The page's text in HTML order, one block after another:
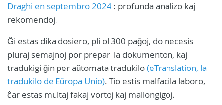
Draghi en septembro 2024 : profunda analizo kaj
rekomendoj.
Ĝi estas dika dosiero, pli ol 300 paĝoj, do necesis
pluraj semajnoj por prepari la dokumenton, kaj
tradukigi ĝin per aŭtomata tradukilo(eTranslation, la
tradukilo de Eŭropa Unio). Tio estis malfacila laboro,
ĉar estas multaj fakaj vortoj kaj mallongigoj.